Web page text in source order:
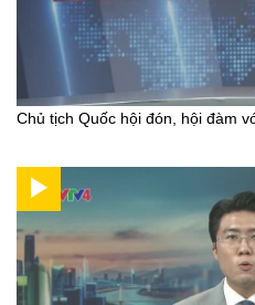
Chủ tịch Quốc hội đón, hội đàm